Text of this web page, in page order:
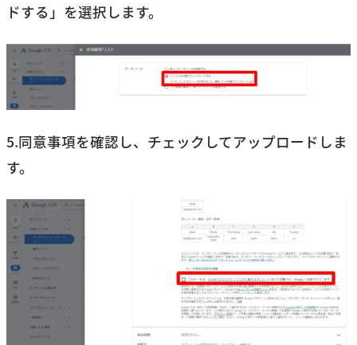
ドする」を選択します。
5.同意事項を確認し、チェックしてアップロードしま
す。